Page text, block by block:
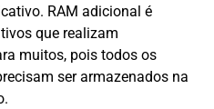
RAM adicional é
que realizam
muitos, pois todos os
ser armazenados na